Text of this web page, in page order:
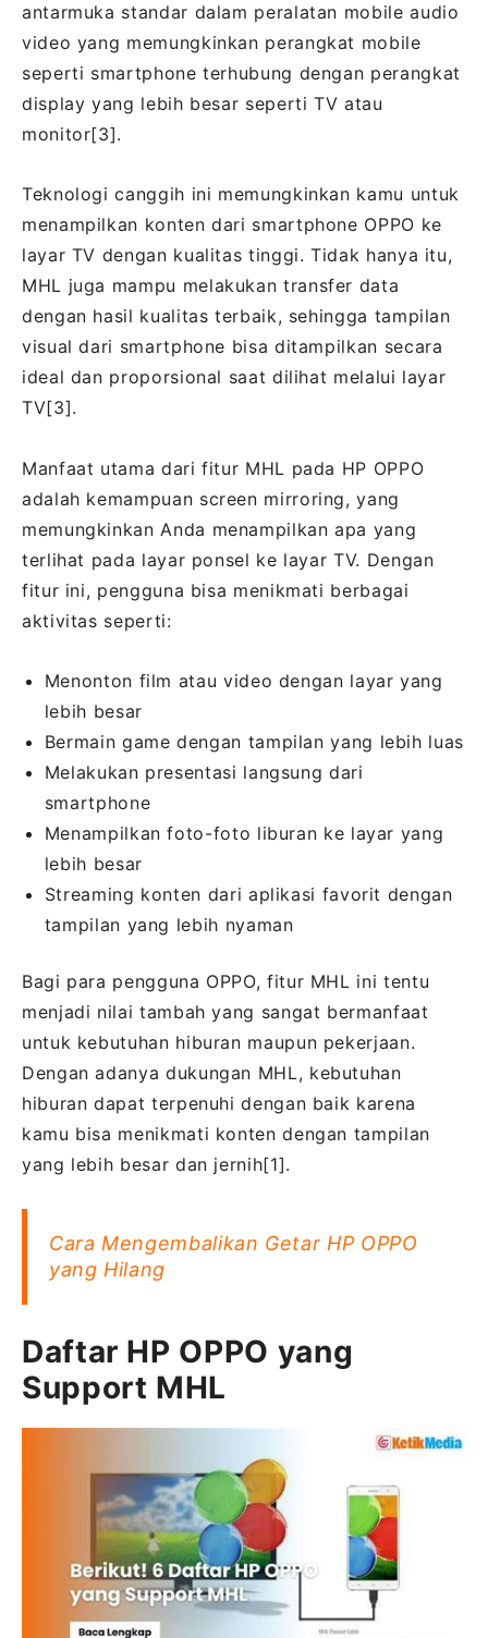
antarmuka standar dalam peralatan mobile audio
video yang memungkinkan perangkat mobile
seperti smartphone terhubung dengan perangkat
display yang lebih besar seperti TV atau
monitor[3].
Teknologi canggih ini memungkinkan kamu untuk
menampilkan konten dari smartphone OPPO ke
layar TV dengan kualitas tinggi. Tidak hanya itu,
MHL juga mampu melakukan transfer data
dengan hasil kualitas terbaik, sehingga tampilan
visual dari smartphone bisa ditampilkan secara
ideal dan proporsional saat dilihat melalui layar
TV[3].
Manfaat utama dari fitur MHL pada HP OPPO
adalah kemampuan screen mirroring, yang
memungkinkan Anda menampilkan apa yang
terlihat pada layar ponsel ke layar TV. Dengan
fitur ini, pengguna bisa menikmati berbagai
aktivitas seperti:
Menonton film atau video dengan layar yang
lebih besar
Bermain game dengan tampilan yang lebih luas
Melakukan presentasi langsung dari
smartphone
Menampilkan foto-foto liburan ke layar yang
lebih besar
Streaming konten dari aplikasi favorit dengan
tampilan yang lebih nyaman
Bagi para pengguna OPPO, fitur MHL ini tentu
menjadi nilai tambah yang sangat bermanfaat
untuk kebutuhan hiburan maupun pekerjaan.
Dengan adanya dukungan MHL, kebutuhan
hiburan dapat terpenuhi dengan baik karena
kamu bisa menikmati konten dengan tampilan
yang lebih besar dan jernih[1].
Cara Mengembalikan Getar HP OPPO
yang Hilang
Daftar HP OPPO yang
Support MHL